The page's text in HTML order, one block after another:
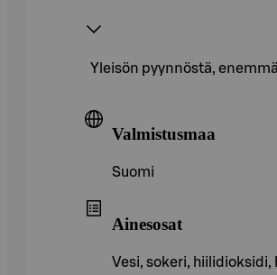
Yleisön pyynnöstä,
Valmistusmaa
Suomi
Ainesosat
Vesi, sokeri,